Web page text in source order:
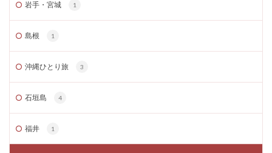
岩手・宮城 1
島根 1
沖縄ひとり旅 3
石垣島 4
福井 1